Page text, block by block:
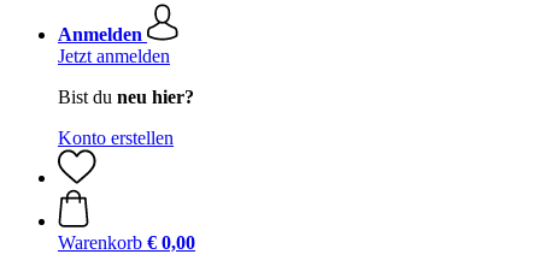
Anmelden
Jetzt anmelden
Bist du neu hier?
Konto erstellen
Warenkorb € 0,00